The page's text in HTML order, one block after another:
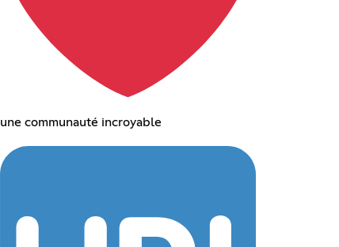
une communauté incroyable